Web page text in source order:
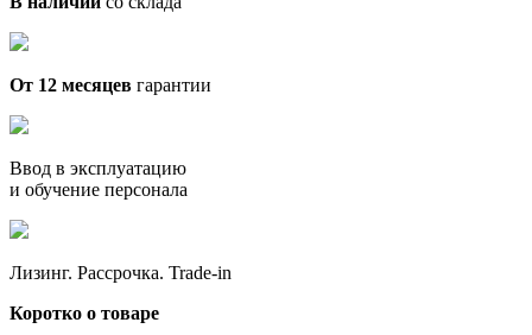
От 12 месяцев гарантии
Ввод в эксплуатацию
и обучение персонала
Лизинг. Рассрочка. Trade-in
Коротко о товаре